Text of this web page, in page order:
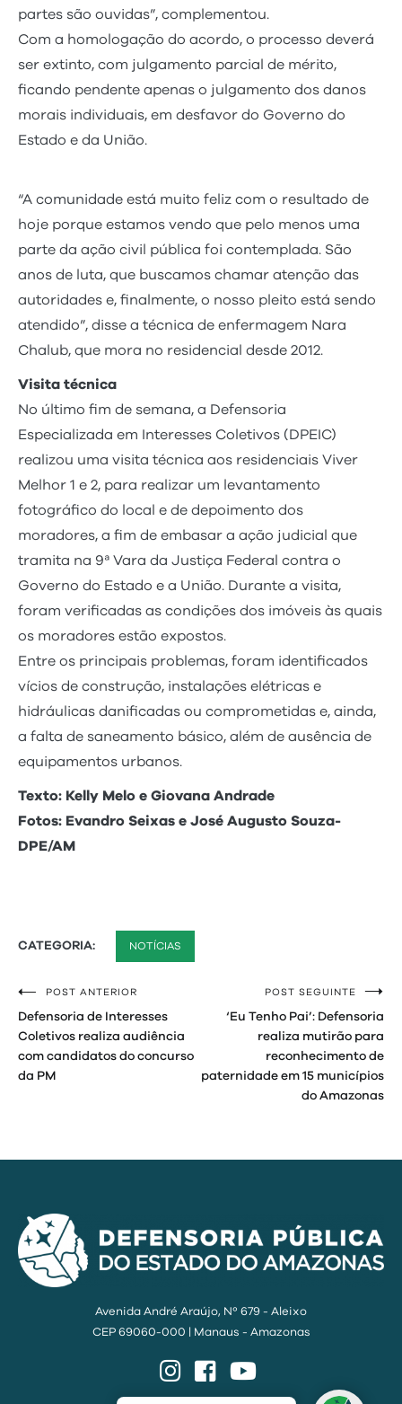
partes são ouvidas”, complementou.
Com a homologação do acordo, o processo deverá
ser extinto, com julgamento parcial de mérito,
ficando pendente apenas o julgamento dos danos
morais individuais, em desfavor do Governo do
Estado e da União.
“A comunidade está muito feliz com o resultado de
hoje porque estamos vendo que pelo menos uma
parte da ação civil pública foi contemplada. São
anos de luta, que buscamos chamar atenção das
autoridades e, finalmente, o nosso pleito está sendo
atendido”, disse a técnica de enfermagem Nara
Chalub, que mora no residencial desde 2012.
Visita técnica
No último fim de semana, a Defensoria
Especializada em Interesses Coletivos (DPEIC)
realizou uma visita técnica aos residenciais Viver
Melhor 1 e 2, para realizar um levantamento
fotográfico do local e de depoimento dos
moradores, a fim de embasar a ação judicial que
tramita na 9ª Vara da Justiça Federal contra o
Governo do Estado e a União. Durante a visita,
foram verificadas as condições dos imóveis às quais
os moradores estão expostos.
Entre os principais problemas, foram identificados
vícios de construção, instalações elétricas e
hidráulicas danificadas ou comprometidas e, ainda,
a falta de saneamento básico, além de ausência de
equipamentos urbanos.
Texto: Kelly Melo e Giovana Andrade
Fotos: Evandro Seixas e José Augusto Souza-
DPE/AM
CATEGORIA: NOTÍCIAS
Navegação
de
Post
POST ANTERIOR
Defensoria de Interesses
Coletivos realiza audiência
com candidatos do concurso
da PM
POST SEGUINTE
‘Eu Tenho Pai’: Defensoria
realiza mutirão para
reconhecimento de
paternidade em 15 municípios
do Amazonas
Avenida André Araújo, Nº 679 - Aleixo
CEP 69060-000 | Manaus - Amazonas
InstagramFacebook